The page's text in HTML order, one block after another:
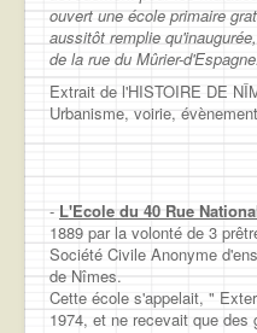
ouvert une école primaire
aussitôt remplie
de la rue du Mûrier-
Extrait de l'HISTOIRE DE
Urbanisme, voirie,
- L'Ecole du 40 Rue
1889 par la volonté de 3
Société Civile Anonyme
de Nîmes.
Cette école s'appelait, "
1974, et ne recevait que des